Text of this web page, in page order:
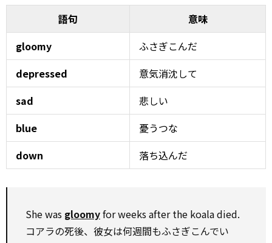
語句
意味
gloomy
ふさぎこんだ
depressed
意気消沈して
sad
悲しい
blue
憂うつな
down
落ち込んだ
She was gloomyfor weeks after the koala died.
コアラの死後、彼女は何週間もふさぎこんでい